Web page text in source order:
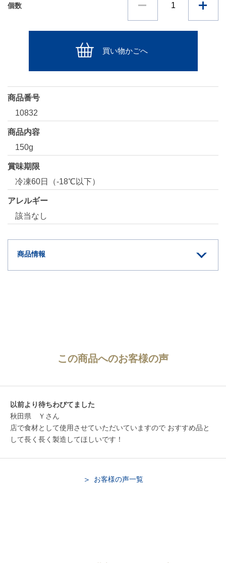
個数
買い物かごへ
商品番号
10832
商品内容
150g
賞味期限
冷凍60日（-18℃以下）
アレルギー
該当なし
商品情報
この商品へのお客様の声
以前より待ちわびてました
秋田県 Ｙさん
店で食材として使用させていただいていますので おすすめ品と
して長く長く製造してほしいです！
お客様の声一覧